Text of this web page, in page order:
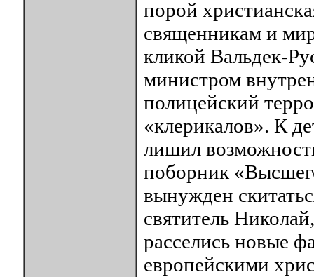
порой
священникам и
кликой Вальдек-
министром
полицейский
«клерикалов». К
лишил
поборник
вынужден
святитель
расселись новые
европейскими